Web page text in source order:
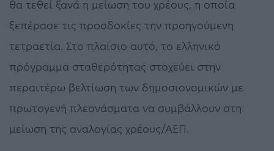
θα τεθεί ξανά η μείωση του χρέους, η οποία
ξεπέρασε τις προσδοκίες την προηγούμενη
τετραετία. Στο πλαίσιο αυτό, το ελληνικό
πρόγραμμα σταθερότητας στοχεύει στην
περαιτέρω βελτίωση των δημοσιονομικών με
πρωτογενή πλεονάσματα να συμβάλλουν στη
μείωση της αναλογίας χρέους/ΑΕΠ.